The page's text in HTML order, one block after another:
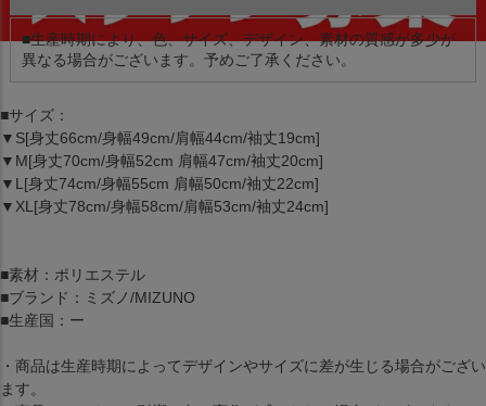
■生産時期により、色、サイズ、デザイン、素材の質感が多少が
異なる場合がございます。予めご了承ください。
■サイズ：
▼S[身丈66cm/身幅49cm/肩幅44cm/袖丈19cm]
▼M[身丈70cm/身幅52cm 肩幅47cm/袖丈20cm]
▼L[身丈74cm/身幅55cm 肩幅50cm/袖丈22cm]
▼XL[身丈78cm/身幅58cm/肩幅53cm/袖丈24cm]
■素材：ポリエステル
■ブランド：ミズノ/MIZUNO
■生産国：ー
・商品は生産時期によってデザインやサイズに差が生じる場合がござい
ます。